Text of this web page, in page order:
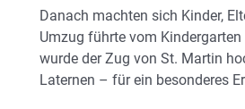
Danach machten sich Kinder,
Umzug führte vom
wurde der Zug von St. Martin
Laternen – für ein besonderes